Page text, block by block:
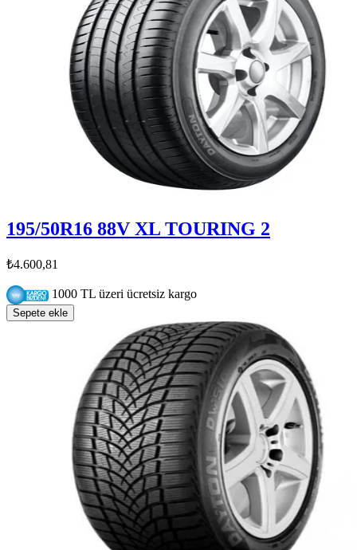
195/50R16 88V XL TOURING 2
₺4.600,81
1000 TL üzeri ücretsiz kargo
Sepete ekle